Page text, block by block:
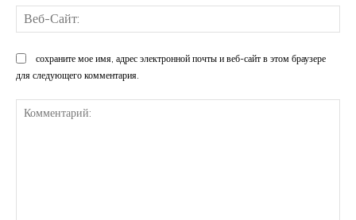
сохраните мое имя, адрес электронной почты и веб-сайт в этом браузере
для следующего комментария.